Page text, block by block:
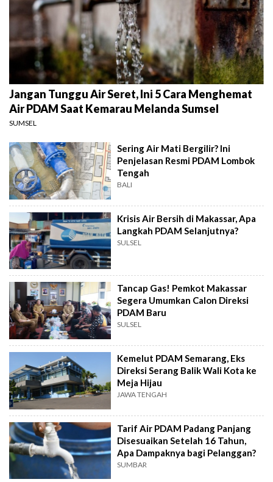
Jangan Tunggu Air Seret, Ini 5 Cara Menghemat
Air PDAM Saat Kemarau Melanda Sumsel
SUMSEL
Sering Air Mati Bergilir? Ini
Penjelasan Resmi PDAM Lombok
Tengah
BALI
Krisis Air Bersih di Makassar, Apa
Langkah PDAM Selanjutnya?
SULSEL
Tancap Gas! Pemkot Makassar
Segera Umumkan Calon Direksi
PDAM Baru
SULSEL
Kemelut PDAM Semarang, Eks
Direksi Serang Balik Wali Kota ke
Meja Hijau
JAWA TENGAH
Tarif Air PDAM Padang Panjang
Disesuaikan Setelah 16 Tahun,
Apa Dampaknya bagi Pelanggan?
SUMBAR